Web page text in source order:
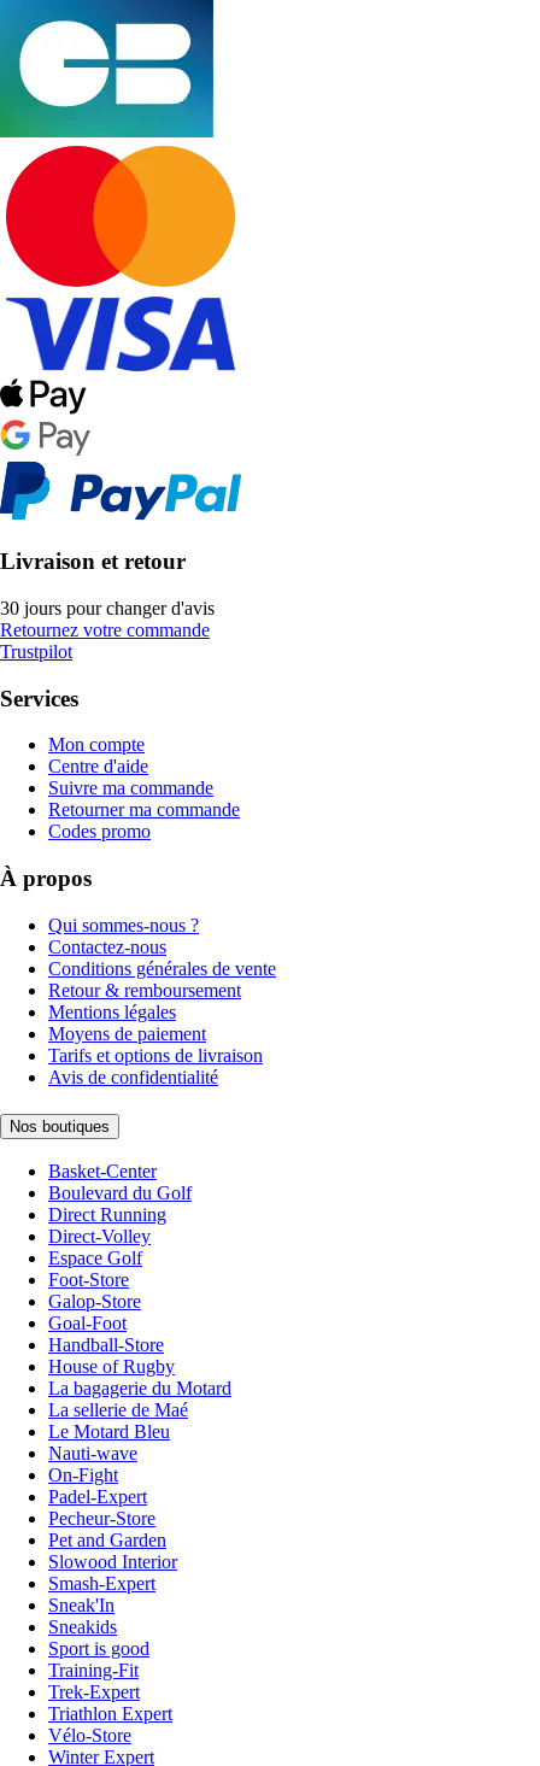
Livraison et retour
30 jours pour changer d'avis
Retournez votre commande
Trustpilot
Services
Mon compte
Centre d'aide
Suivre ma commande
Retourner ma commande
Codes promo
À propos
Qui sommes-nous ?
Contactez-nous
Conditions générales de vente
Retour & remboursement
Mentions légales
Moyens de paiement
Tarifs et options de livraison
Avis de confidentialité
Nos boutiques
Basket-Center
Boulevard du Golf
Direct Running
Direct-Volley
Espace Golf
Foot-Store
Galop-Store
Goal-Foot
Handball-Store
House of Rugby
La bagagerie du Motard
La sellerie de Maé
Le Motard Bleu
Nauti-wave
On-Fight
Padel-Expert
Pecheur-Store
Pet and Garden
Slowood Interior
Smash-Expert
Sneak'In
Sneakids
Sport is good
Training-Fit
Trek-Expert
Triathlon Expert
Vélo-Store
Winter Expert